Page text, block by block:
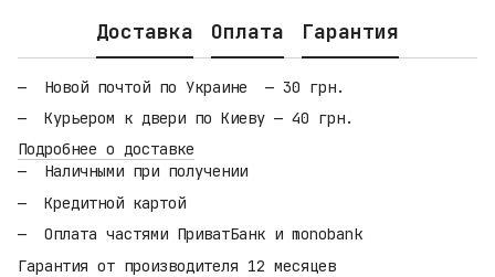
Доставка Оплата Гарантия
Новой почтой по Украине — 30 грн.
Курьером к двери по Киеву — 40 грн.
Подробнее о доставке
Наличными при получении
Кредитной картой
Оплата частями ПриватБанк и monobank
Гарантия от производителя 12 месяцев